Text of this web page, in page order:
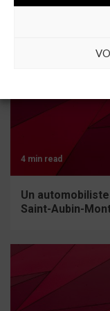
4 min read
Un
Saint-Aubin-